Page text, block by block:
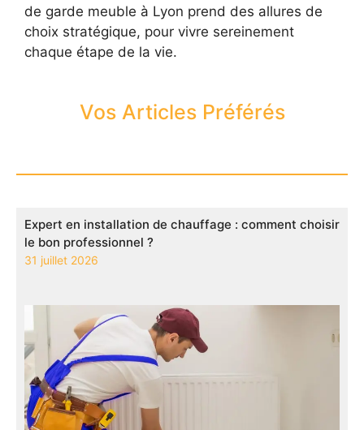
de garde meuble à Lyon prend des allures de
choix stratégique, pour vivre sereinement
chaque étape de la vie.
Vos Articles Préférés
Expert en installation de chauffage : comment choisir
le bon professionnel ?
31 juillet 2026